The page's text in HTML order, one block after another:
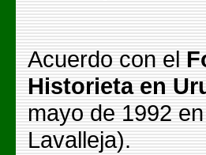
Acuerdo con el
Historieta en
mayo de 1992
Lavalleja).